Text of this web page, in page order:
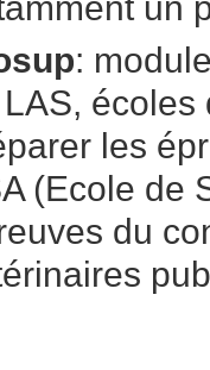
:
écoles
les
(Ecole de
du